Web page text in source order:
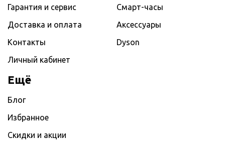
Гарантия и сервис
Доставка и оплата
Контакты
Личный кабинет
Смарт-часы
Аксессуары
Dyson
Ещё
Блог
Избранное
Скидки и акции